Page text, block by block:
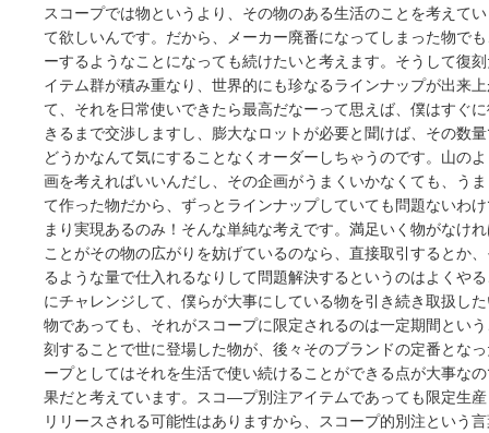
スコープでは物というより、その物のある生活のことを考えて
て欲しいんです。だから、メーカー廃番になってしまった物で
ーするようなことになっても続けたいと考えます。そうして復
イテム群が積み重なり、世界的にも珍なるラインナップが出来
て、それを日常使いできたら最高だなーって思えば、僕はすぐ
きるまで交渉しますし、膨大なロットが必要と聞けば、その数
どうかなんて気にすることなくオーダーしちゃうのです。山の
画を考えればいいんだし、その企画がうまくいかなくても、う
て作った物だから、ずっとラインナップしていても問題ないわ
まり実現あるのみ！そんな単純な考えです。満足いく物がなけ
ことがその物の広がりを妨げているのなら、直接取引するとか
るような量で仕入れるなりして問題解決するというのはよくや
にチャレンジして、僕らが大事にしている物を引き続き取扱し
物であっても、それがスコープに限定されるのは一定期間とい
刻することで世に登場した物が、後々そのブランドの定番とな
ープとしてはそれを生活で使い続けることができる点が大事な
果だと考えています。スコ―プ別注アイテムであっても限定生
リリースされる可能性はありますから、スコープ的別注という